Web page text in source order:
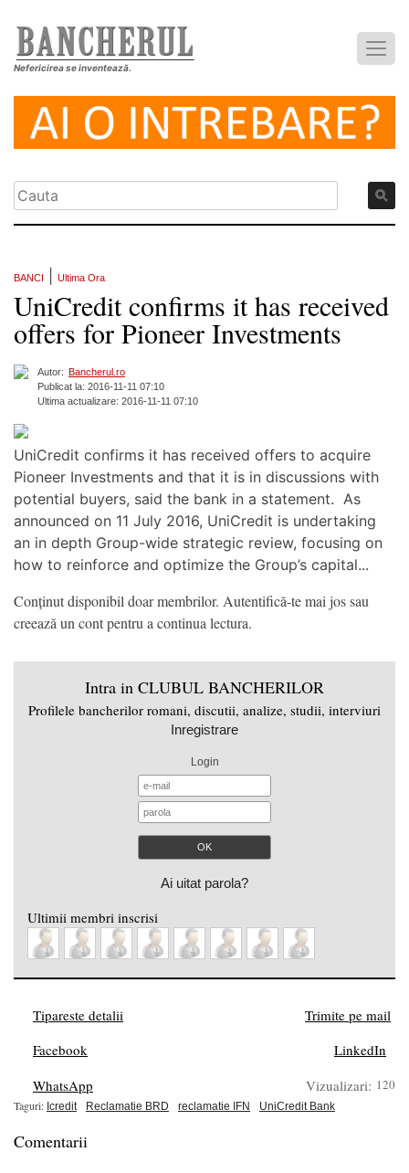
Nefericirea se inventează.
BANCI Ultima Ora
UniCredit confirms it has received
offers for Pioneer Investments
Autor: Bancherul.ro
Publicat la: 2016-11-11 07:10
Ultima actualizare: 2016-11-11 07:10
UniCredit confirms it has received offers to acquire
Pioneer Investments and that it is in discussions with
potential buyers, said the bank in a statement. As
announced on 11 July 2016, UniCredit is undertaking
an in depth Group-wide strategic review, focusing on
how to reinforce and optimize the Group’s capital...
Conținut disponibil doar membrilor. Autentifică-te mai jos sau
creează un cont pentru a continua lectura.
Intra in CLUBUL BANCHERILOR
Profilele bancherilor romani, discutii, analize, studii, interviuri
Inregistrare
Login
Ai uitat parola?
Ultimii membri inscrisi
Tipareste detalii
Trimite pe mail
Facebook
LinkedIn
WhatsApp
Vizualizari: 120
Taguri: Icredit Reclamatie BRD reclamatie IFN UniCredit Bank
Comentarii